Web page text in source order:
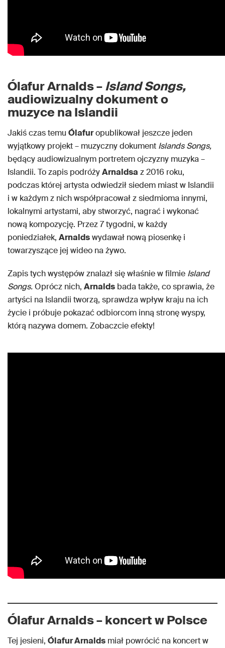
Ólafur Arnalds –Island Songs,
audiowizualny dokument o
muzyce na Islandii
Jakiś czas temu Ólafuropublikował jeszcze jeden
wyjątkowy projekt – muzyczny dokument Islands Songs,
będący audiowizualnym portretem ojczyzny muzyka –
Islandii. To zapis podróżyArnaldsa z 2016 roku,
podczas której artysta odwiedził siedem miast w Islandii
i w każdym z nich współpracował z siedmioma innymi,
lokalnymi artystami, aby stworzyć, nagrać i wykonać
nową kompozycję. Przez 7 tygodni, w każdy
poniedziałek, Arnaldswydawał nową piosenkę i
towarzyszące jej wideo na żywo.
Zapis tych występów znalazł się właśnie w filmie Island
Songs.Oprócz nich, Arnalds bada także, co sprawia, że
artyści na Islandii tworzą, sprawdza wpływ kraju na ich
życie i próbuje pokazać odbiorcom inną stronę wyspy,
którą nazywa domem. Zobaczcie efekty!
Ólafur Arnalds– koncert w Polsce
Tej jesieni, Ólafur Arnalds miał powrócić na koncert w